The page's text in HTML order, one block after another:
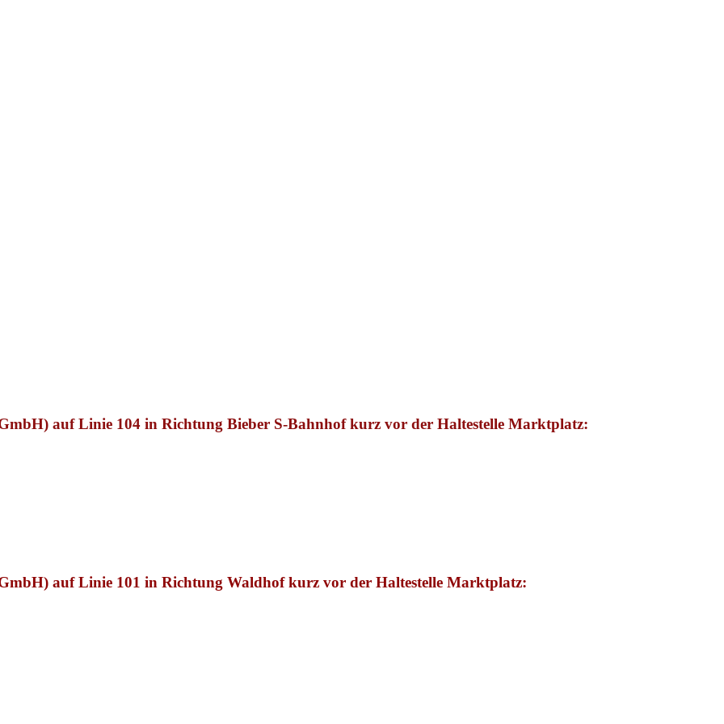
auf Linie 104 in Richtung Bieber S-Bahnhof kurz vor der Haltestelle Marktplatz:
auf Linie 101 in Richtung Waldhof kurz vor der Haltestelle Marktplatz: